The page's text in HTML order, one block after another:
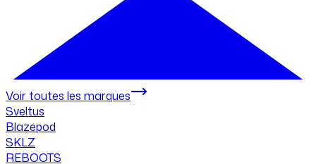
Voir toutes les marques
Sveltus
Blazepod
SKLZ
REBOOTS